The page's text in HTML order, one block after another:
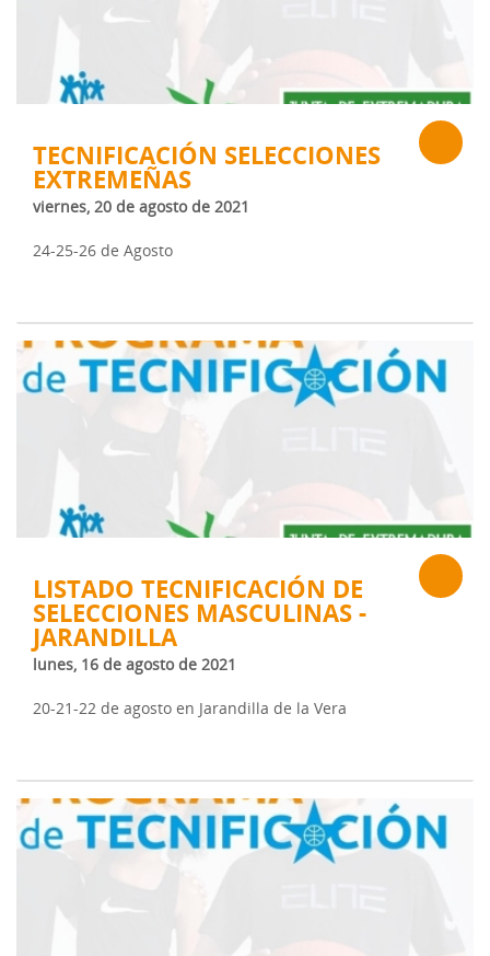
TECNIFICACIÓN SELECCIONES
EXTREMEÑAS
viernes, 20 de agosto de 2021
24-25-26 de Agosto
LISTADO TECNIFICACIÓN DE
SELECCIONES MASCULINAS -
JARANDILLA
lunes, 16 de agosto de 2021
20-21-22 de agosto en Jarandilla de la Vera